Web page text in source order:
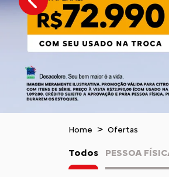
templates.template-
Home Ofertas
Todos PESSOA